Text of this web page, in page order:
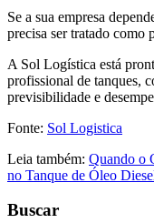
Se a sua empresa
precisa ser tratado como
A Sol Logística está
profissional de tanques,
previsibilidade e
Fonte: Sol Logistica
Leia também: Quando o
no Tanque de Óleo
Buscar